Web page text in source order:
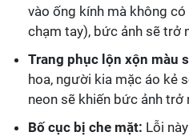
vào ống kính mà không
chạm tay), bức ảnh sẽ trở
Trang phục lộn xộn màu
hoa, người kia mặc áo kẻ
neon sẽ khiến bức ảnh trở
Bố cục bị che mặt: Lỗi